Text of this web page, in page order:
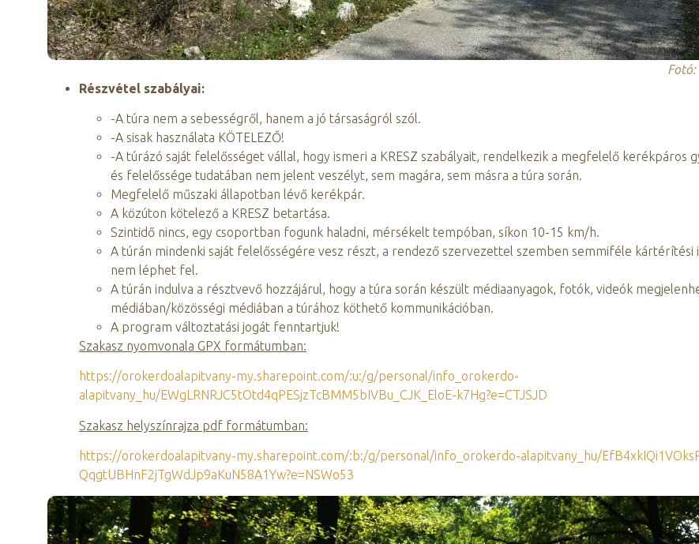
Részvétel szabályai:
-A túra nem a sebességről, hanem a jó társaságról szól.
-A sisak használata KÖTELEZŐ!
-A túrázó saját felelősséget vállal, hogy ismeri a KRESZ szabályait, rendelkezik a megfelelő kerékpáros
és felelőssége tudatában nem jelent veszélyt, sem magára, sem másra a túra során.
Megfelelő műszaki állapotban lévő kerékpár.
A közúton kötelező a KRESZ betartása.
Szintidő nincs, egy csoportban fogunk haladni, mérsékelt tempóban, síkon 10-15 km/h.
A túrán mindenki saját felelősségére vesz részt, a rendező szervezettel szemben semmiféle kártérítési
nem léphet fel.
A túrán indulva a résztvevő hozzájárul, hogy a túra során készült médiaanyagok, fotók, videók
médiában/közösségi médiában a túrához köthető kommunikációban.
A program változtatási jogát fenntartjuk!
Szakasz nyomvonala GPX formátumban:
https://orokerdoalapitvany-my.sharepoint.com/:u:/g/personal/info_orokerdo-
alapitvany_hu/EWgLRNRJC5tOtd4qPESjzTcBMM5bIVBu_CJK_EloE-k7Hg?e=CTJSJD
Szakasz helyszínrajza pdf formátumban:
https://orokerdoalapitvany-my.sharepoint.com/:b:/g/personal/info_orokerdo-alapitvany_hu/
QqgtUBHnF2jTgWdJp9aKuN58A1Yw?e=NSWo53